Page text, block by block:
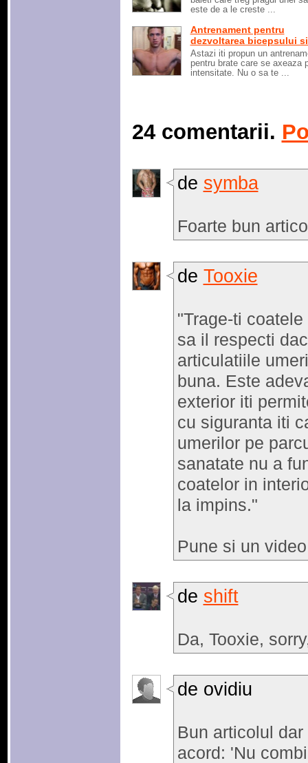
este de a le creste ...
Antrenament pentru
dezvoltarea bicepsului
Astazi iti propun un
pentru brate care se axeaza
intensitate. Nu o sa te ...
24 comentarii.
de symba
Foarte bun
de Tooxie
"Trage-ti
sa il respecti
articulatiile
buna. Este
exterior iti
cu siguranta iti
umerilor pe
sanatate nu a
coatelor in
la impins."
Pune si un
de shift
Da, Tooxie,
de ovidiu
Bun articolul
acord: 'Nu